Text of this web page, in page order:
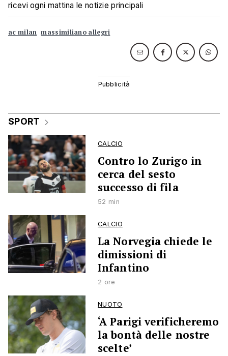
ricevi ogni mattina le notizie principali
ac milan massimiliano allegri
SPORT
CALCIO
Contro lo Zurigo in
cerca del sesto
successo di fila
52 min
CALCIO
La Norvegia chiede le
dimissioni di
Infantino
2 ore
NUOTO
‘A Parigi verificheremo
la bontà delle nostre
scelte’